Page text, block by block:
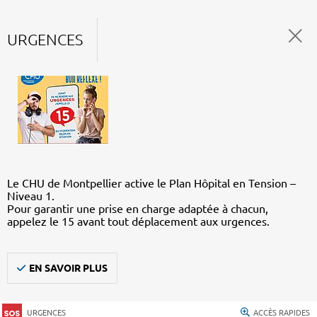
URGENCES
Le CHU de Montpellier active le Plan Hôpital en Tension –
Niveau 1.
Pour garantir une prise en charge adaptée à chacun,
appelez le 15 avant tout déplacement aux urgences.
EN SAVOIR PLUS
URGENCES ACCÈS RAPIDES